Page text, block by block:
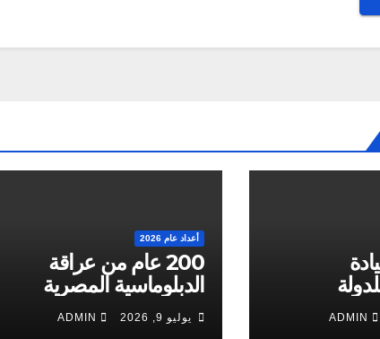
ADMIN
أعداد عام 2026
200 عام من عراقة
الدبلوماسية المصرية
يوليو 9, 2026 ADMIN